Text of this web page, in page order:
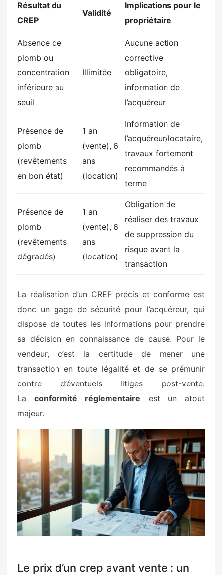
Résultat du
CREP
Validité
Implications pour le
propriétaire
Absence de
plomb ou
concentration
inférieure au
seuil
Illimitée
Aucune action
corrective
obligatoire,
information de
l’acquéreur
Présence de
plomb
(revêtements
en bon état)
1 an
(vente), 6
ans
(location)
Information de
l’acquéreur/locataire,
travaux fortement
recommandés à
terme
Présence de
plomb
(revêtements
dégradés)
1 an
(vente), 6
ans
(location)
Obligation de
réaliser des travaux
de suppression du
risque avant la
transaction
La réalisation d’un CREP précis et conforme est
donc un gage de sécurité pour l’acquéreur, qui
dispose de toutes les informations pour prendre
sa décision en connaissance de cause. Pour le
vendeur, c’est la certitude de mener une
transaction en toute légalité et de se prémunir
contre d’éventuels litiges post-vente.
Laconformité réglementaire est un atout
majeur.
Le prix d’un crep avant vente : un